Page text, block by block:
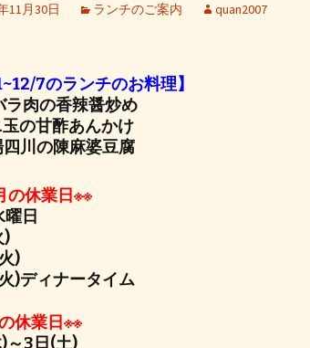
11月30日 ランチのご案内 quan2007
7のランチのお料理】
ラ肉の香辣醤炒め
の甘酢あんかけ
四川の陳麻婆豆腐
の休業日※※
日
)
)
)ディナータイム
休業日※※
～3日(土)